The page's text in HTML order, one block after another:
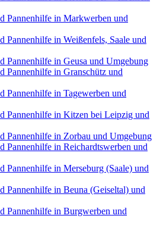
Pannenhilfe in Markwerben und
Pannenhilfe in Weißenfels, Saale und
Pannenhilfe in Geusa und Umgebung
Pannenhilfe in Granschütz und
Pannenhilfe in Tagewerben und
Pannenhilfe in Kitzen bei Leipzig und
Pannenhilfe in Zorbau und Umgebung
Pannenhilfe in Reichardtswerben und
Pannenhilfe in Merseburg (Saale) und
Pannenhilfe in Beuna (Geiseltal) und
Pannenhilfe in Burgwerben und